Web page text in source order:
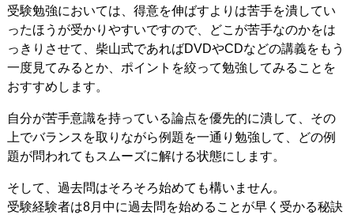
受験勉強においては、得意を伸ばすよりは苦手を潰してい
ったほうが受かりやすいですので、どこが苦手なのかをは
っきりさせて、柴山式であればDVDやCDなどの講義をもう
一度見てみるとか、ポイントを絞って勉強してみることを
おすすめします。
自分が苦手意識を持っている論点を優先的に潰して、その
上でバランスを取りながら例題を一通り勉強して、どの例
題が問われてもスムーズに解ける状態にします。
そして、過去問はそろそろ始めても構いません。
受験経験者は8月中に過去問を始めることが早く受かる秘訣